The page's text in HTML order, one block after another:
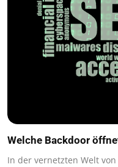
Welche Backdoor
In der vernetzten Welt